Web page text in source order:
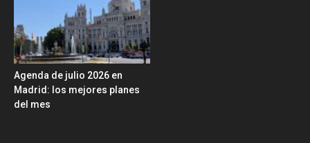
Agenda de julio 2026 en
Madrid: los mejores planes
del mes